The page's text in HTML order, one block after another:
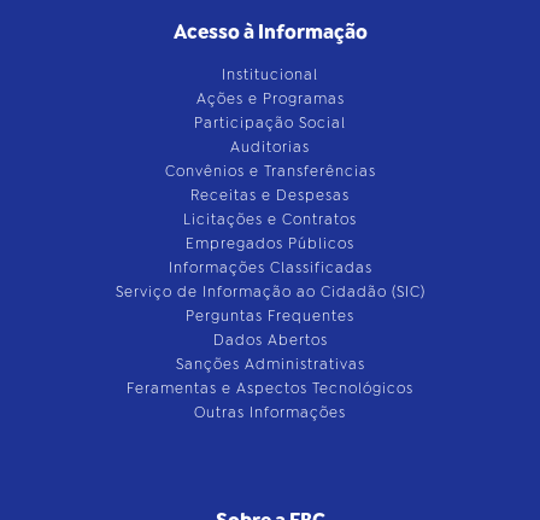
Acesso à Informação
Institucional
Ações e Programas
Participação Social
Auditorias
Convênios e Transferências
Receitas e Despesas
Licitações e Contratos
Empregados Públicos
Informações Classificadas
Serviço de Informação ao Cidadão (SIC)
Perguntas Frequentes
Dados Abertos
Sanções Administrativas
Feramentas e Aspectos Tecnológicos
Outras Informações